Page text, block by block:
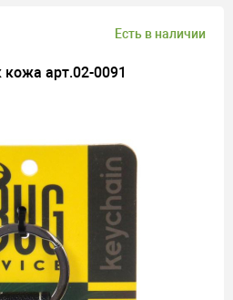
Есть в наличии
арт.02-0091